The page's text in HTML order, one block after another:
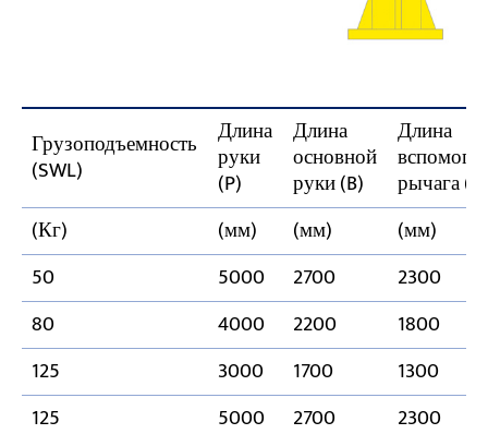
Грузоподъемность
(SWL)
Длина
руки
(P)
Длина
основной
руки (B)
Длина
рычага
(Кг)
(мм) (мм)
(мм)
50
5000 2700
2300
80
4000 2200
1800
125
3000 1700
1300
125
5000 2700
2300